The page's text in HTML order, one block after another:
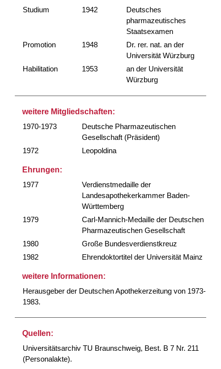
Studium
1942
Deutsches
pharmazeutisches
Staatsexamen
Promotion
1948
Dr. rer. nat. an der
Universität Würzburg
Habilitation
1953
an der Universität
Würzburg
weitere Mitgliedschaften:
1970-1973
Deutsche Pharmazeutischen
Gesellschaft (Präsident)
1972
Leopoldina
Ehrungen:
1977
Verdienstmedaille der
Landesapothekerkammer Baden-
Württemberg
1979
Carl-Mannich-Medaille der Deutschen
Pharmazeutischen Gesellschaft
1980
Große Bundesverdienstkreuz
1982
Ehrendoktortitel der Universität Mainz
weitere Informationen:
Herausgeber der Deutschen Apothekerzeitung von 1973-
1983.
Quellen:
Universitätsarchiv TU Braunschweig, Best. B 7 Nr. 211
(Personalakte).